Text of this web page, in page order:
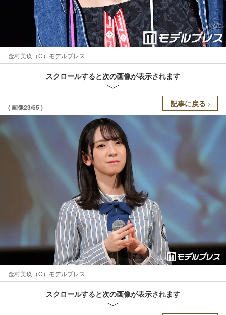
金村美玖（C）モデルプレス
スクロールすると次の画像が表示されます
( 画像23/65 ) 記事に戻る
金村美玖（C）モデルプレス
スクロールすると次の画像が表示されます